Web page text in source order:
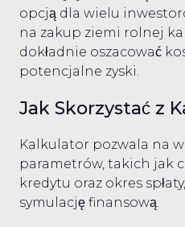
opcją dla wielu
na zakup ziemi rolnej
dokładnie oszacować
potencjalne zyski.
Jak Skorzystać z
Kalkulator pozwala na
parametrów, takich jak
kredytu oraz okres
symulację finansową.